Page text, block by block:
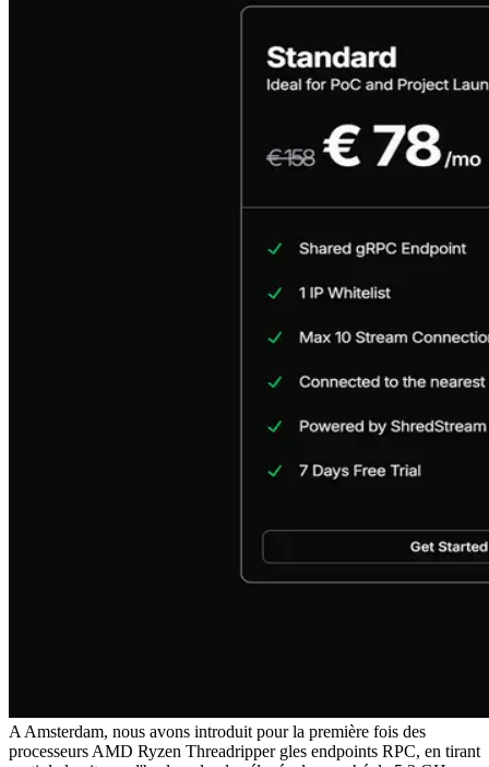
A Amsterdam, nous avons introduit pour la première fois des
processeurs AMD Ryzen Threadripper gles endpoints RPC, en tirant